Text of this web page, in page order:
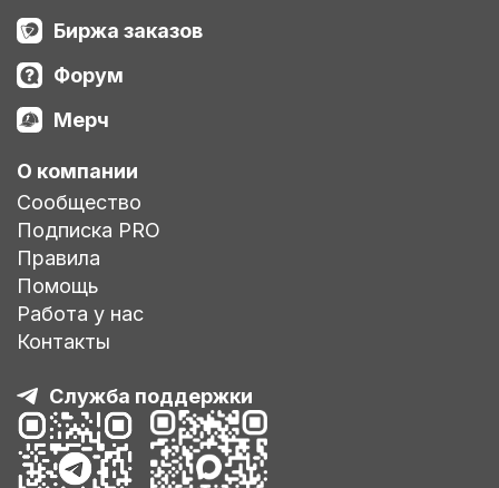
Биржа заказов
Форум
Мерч
О компании
Сообщество
Подписка PRO
Правила
Помощь
Работа у нас
Контакты
Служба поддержки